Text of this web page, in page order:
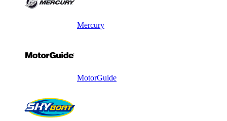
Mercury
MotorGuide